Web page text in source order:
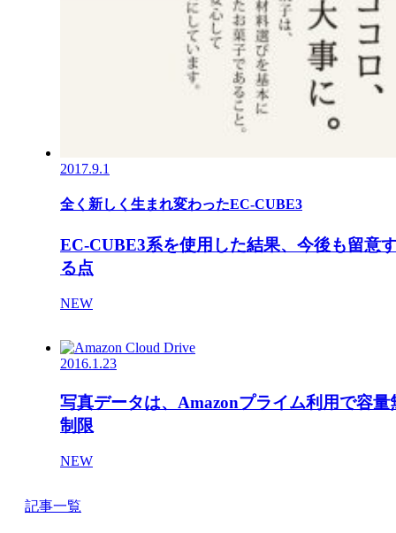
2017.9.1
全く新しく生まれ変わったEC-CUBE3
EC-CUBE3系を使用した結果、今後も留意
る点
NEW
2016.1.23
写真データは、Amazonプライム利用で容量
制限
NEW
記事一覧